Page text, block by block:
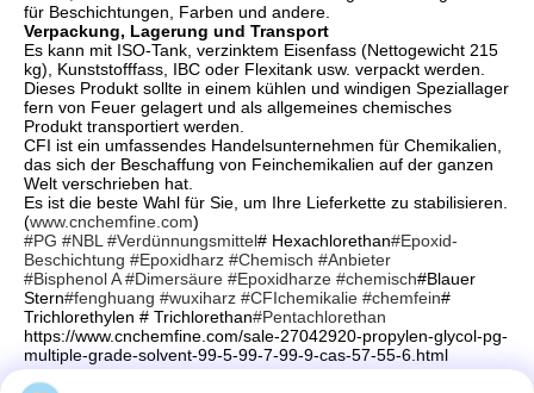
für Beschichtungen, Farben und andere.
Verpackung, Lagerung und Transport
Es kann mit ISO-Tank, verzinktem Eisenfass (Nettogewicht 215
kg), Kunststofffass, IBC oder Flexitank usw. verpackt werden.
Dieses Produkt sollte in einem kühlen und windigen Speziallager
fern von Feuer gelagert und als allgemeines chemisches
Produkt transportiert werden.
CFI ist ein umfassendes Handelsunternehmen für Chemikalien,
das sich der Beschaffung von Feinchemikalien auf der ganzen
Welt verschrieben hat.
Es ist die beste Wahl für Sie, um Ihre Lieferkette zu stabilisieren.
(www.cnchemfine.com)
#PG #NBL #Verdünnungsmittel# Hexachlorethan#Epoxid-
Beschichtung #Epoxidharz #Chemisch #Anbieter
#Bisphenol A #Dimersäure #Epoxidharze #chemisch#Blauer
Stern#fenghuang #wuxiharz #CFIchemikalie #chemfein#
Trichlorethylen # Trichlorethan#Pentachlorethan
https://www.cnchemfine.com/sale-27042920-propylen-glycol-pg-
multiple-grade-solvent-99-5-99-7-99-9-cas-57-55-6.html